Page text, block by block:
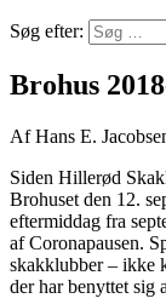
Søg efter:
Brohus
Af Hans E.
Siden Hillerød
Brohuset den 12.
eftermiddag fra
af Coronapausen.
skakklubber – ikke
der har benyttet sig